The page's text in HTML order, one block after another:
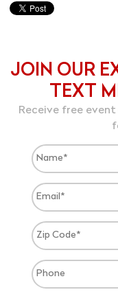
JOIN OUR
TEXT
Receive free